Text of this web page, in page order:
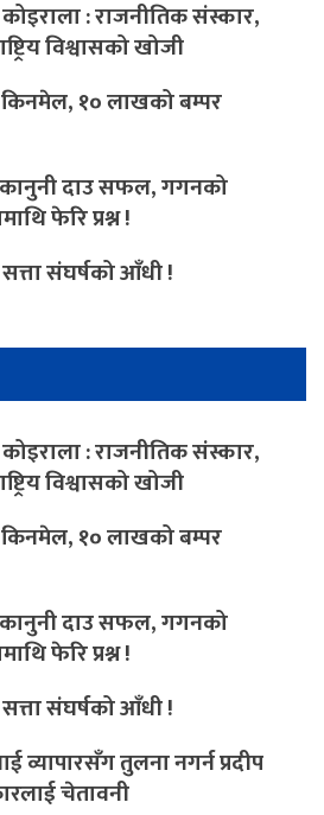
: राजनीतिक संस्कार,
विश्वासको खोजी
१० लाखको बम्पर
दाउ सफल, गगनको
फेरि प्रश्न !
संघर्षको आँधी !
: राजनीतिक संस्कार,
विश्वासको खोजी
१० लाखको बम्पर
दाउ सफल, गगनको
फेरि प्रश्न !
संघर्षको आँधी !
व्यापारसँग तुलना नगर्न प्रदीप
चेतावनी